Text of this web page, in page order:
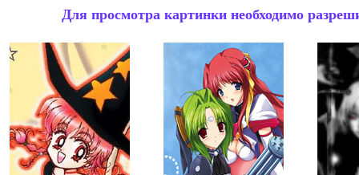
Для просмотра картинки необходимо